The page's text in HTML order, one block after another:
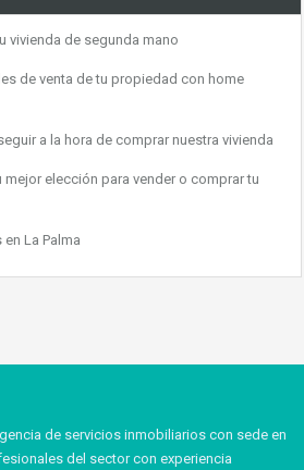
vivienda de segunda mano
de venta de tu propiedad con home
a la hora de comprar nuestra vivienda
mejor elección para vender o comprar tu
La Palma
de servicios inmobiliarios con sede en
del sector con experiencia